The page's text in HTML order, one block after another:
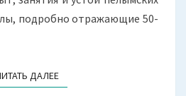
подробно отражающие 50-
ДАЛЕЕЧИТАТЬ ДАЛЕЕ